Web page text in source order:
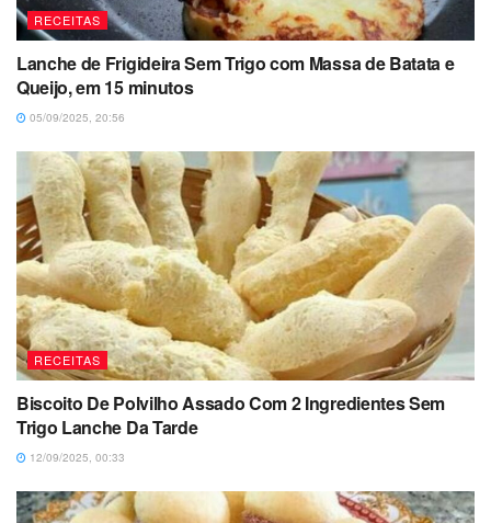
RECEITAS
Lanche de Frigideira Sem Trigo com Massa de Batata e
Queijo, em 15 minutos
05/09/2025, 20:56
RECEITAS
Biscoito De Polvilho Assado Com 2 Ingredientes Sem
Trigo Lanche Da Tarde
12/09/2025, 00:33